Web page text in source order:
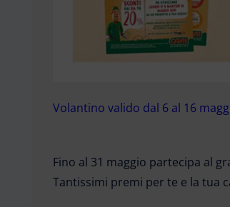
Volantino valido dal 6 al 16
Fino al 31 maggio partecipa al
Tantissimi premi per te e la tua